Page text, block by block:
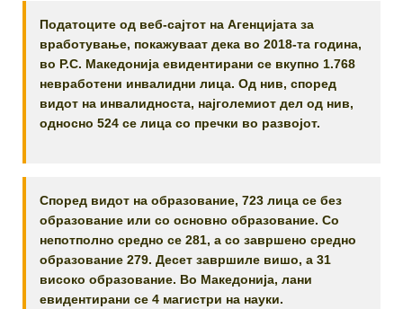
Податоците од веб-сајтот на Агенцијата за
вработување, покажуваат дека во 2018-та година,
во Р.С. Македонија евидентирани се вкупно 1.768
невработени инвалидни лица. Од нив, според
видот на инвалидноста, најголемиот дел од нив,
односно 524 се лица со пречки во развојот.
Според видот на образование, 723 лица се без
образование или со основно образование. Со
непотполно средно се 281, а со завршено средно
образование 279. Десет завршиле вишо, а 31
високо образование. Во Македонија, лани
евидентирани се 4 магистри на науки.